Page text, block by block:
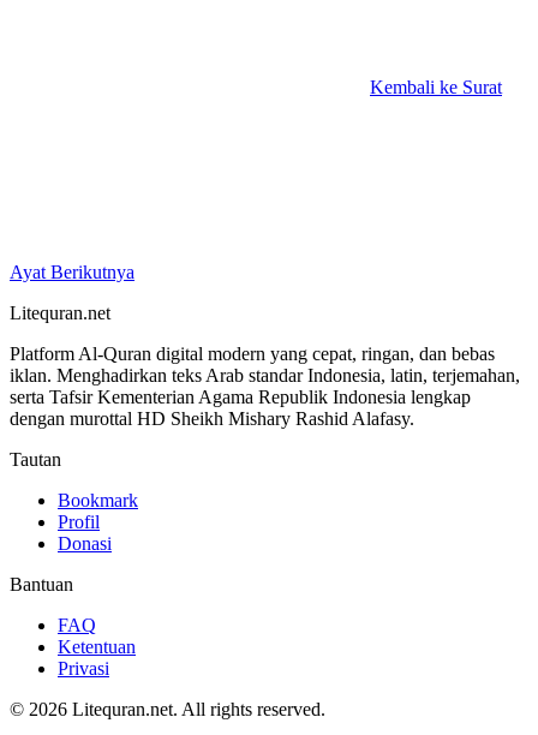
Kembali ke Surat
Ayat Berikutnya
Litequran.net
Platform Al-Quran digital modern yang cepat, ringan, dan bebas
iklan. Menghadirkan teks Arab standar Indonesia, latin, terjemahan,
serta Tafsir Kementerian Agama Republik Indonesia lengkap
dengan murottal HD Sheikh Mishary Rashid Alafasy.
Tautan
Bookmark
Profil
Donasi
Bantuan
FAQ
Ketentuan
Privasi
© 2026 Litequran.net. All rights reserved.